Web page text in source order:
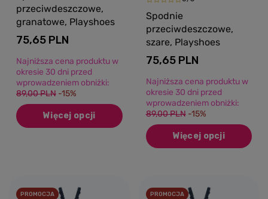
przeciwdeszczowe,
granatowe, Playshoes
75,65 PLN
Najniższa cena produktu w
okresie 30 dni przed
wprowadzeniem obniżki:
89,00 PLN -15%
Więcej opcji
Spodnie
przeciwdeszczowe,
szare, Playshoes
75,65 PLN
Najniższa cena produktu w
okresie 30 dni przed
wprowadzeniem obniżki:
89,00 PLN -15%
Więcej opcji
PROMOCJA PROMOCJA